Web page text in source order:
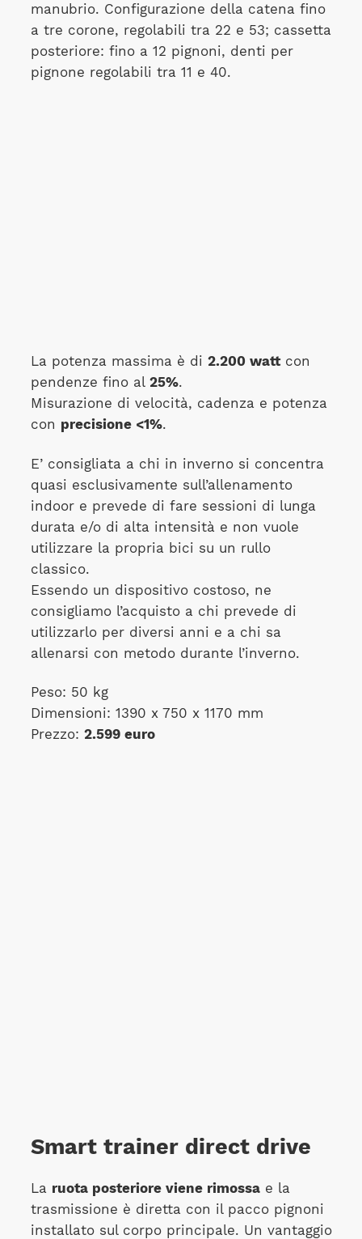
manubrio. Configurazione della catena fino
a tre corone, regolabili tra 22 e 53; cassetta
posteriore: fino a 12 pignoni, denti per
pignone regolabili tra 11 e 40.
La potenza massima è di 2.200 wattcon
pendenze fino al 25%.
Misurazione di velocità, cadenza e potenza
con precisione <1%.
E’ consigliata a chi in inverno si concentra
quasi esclusivamente sull’allenamento
indoor e prevede di fare sessioni di lunga
durata e/o di alta intensità e non vuole
utilizzare la propria bici su un rullo
classico.
Essendo un dispositivo costoso, ne
consigliamo l’acquisto a chi prevede di
utilizzarlo per diversi anni e a chi sa
allenarsi con metodo durante l’inverno.
Peso: 50 kg
Dimensioni: 1390 x 750 x 1170 mm
Prezzo: 2.599 euro
Smart trainer direct drive
La ruota posteriore viene rimossae la
trasmissione è diretta con il pacco pignoni
installato sul corpo principale. Un vantaggio